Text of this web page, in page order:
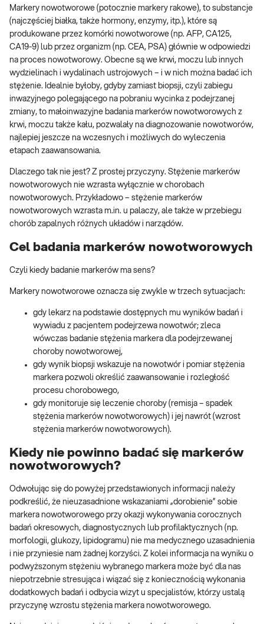
Markery nowotworowe (potocznie markery rakowe), to substancje
(najczęściej białka, także hormony, enzymy, itp.), które są
produkowane przez komórki nowotworowe (np. AFP, CA125,
CA19-9) lub przez organizm (np. CEA, PSA) głównie w odpowiedzi
na proces nowotworowy. Obecne są we krwi, moczu lub innych
wydzielinach i wydalinach ustrojowych – i w nich można badać ich
stężenie. Idealnie byłoby, gdyby zamiast biopsji, czyli zabiegu
inwazyjnego polegającego na pobraniu wycinka z podejrzanej
zmiany, to małoinwazyjne badania markerów nowotworowych z
krwi, moczu także kału, pozwalały na diagnozowanie nowotworów,
najlepiej jeszcze na wczesnych i możliwych do wyleczenia
etapach zaawansowania.
Dlaczego tak nie jest? Z prostej przyczyny. Stężenie markerów
nowotworowych nie wzrasta wyłącznie w chorobach
nowotworowych. Przykładowo – stężenie markerów
nowotworowych wzrasta m.in. u palaczy, ale także w przebiegu
chorób zapalnych różnych układów i narządów.
Cel badania markerów nowotworowych
Czyli kiedy badanie markerów ma sens?
Markery nowotworowe oznacza się zwykle w trzech sytuacjach:
gdy lekarz na podstawie dostępnych mu wyników badań i
wywiadu z pacjentem podejrzewa nowotwór; zleca
wówczas badanie stężenia markera dla podejrzewanej
choroby nowotworowej,
gdy wynik biopsji wskazuje na nowotwór i pomiar stężenia
markera pozwoli określić zaawansowanie i rozległość
procesu chorobowego,
gdy monitoruje się leczenie choroby (remisja – spadek
stężenia markerów nowotworowych) i jej nawrót (wzrost
stężenia markerów nowotworowych).
Kiedy nie powinno badać się markerów
nowotworowych?
Odwołując się do powyżej przedstawionych informacji należy
podkreślić, że nieuzasadnione wskazaniami „dorobienie” sobie
markera nowotworowego przy okazji wykonywania corocznych
badań okresowych, diagnostycznych lub profilaktycznych (np.
morfologii, glukozy, lipidogramu) nie ma medycznego uzasadnienia
i nie przyniesie nam żadnej korzyści. Z kolei informacja na wyniku o
podwyższonym stężeniu wybranego markera może być dla nas
niepotrzebnie stresująca i wiązać się z koniecznością wykonania
dodatkowych badań i odbycia wizyt u specjalistów, którzy ustalą
przyczynę wzrostu stężenia markera nowotworowego.